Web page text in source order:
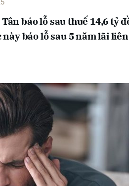
báo lỗ sau thuế 14,6 tỷ
báo lỗ sau 5 năm lãi